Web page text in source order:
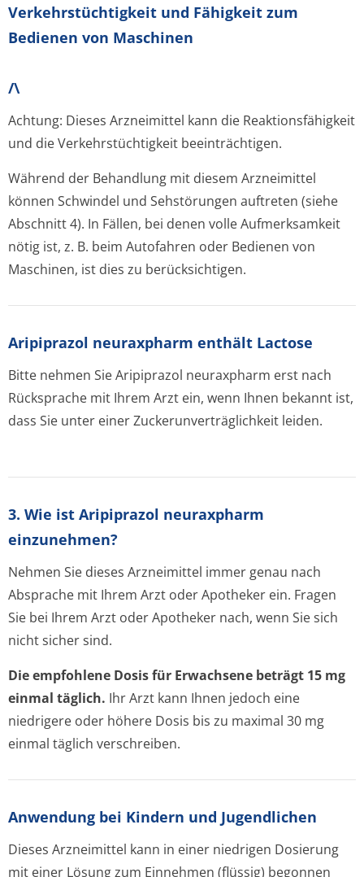
Verkehrstüchtig­keit und Fähigkeit zum
Bedienen von Maschinen
/\
Achtung: Dieses Arzneimittel kann die Reaktionsfähigkeit
und die Verkehrstüchtigkeit beeinträchtigen.
Während der Behandlung mit diesem Arzneimittel
können Schwindel und Sehstörungen auftreten (siehe
Abschnitt 4). In Fällen, bei denen volle Aufmerksamkeit
nötig ist, z. B. beim Autofahren oder Bedienen von
Maschinen, ist dies zu berücksichtigen.
Aripiprazol neuraxpharm enthält Lactose
Bitte nehmen Sie Aripiprazol neuraxpharm erst nach
Rücksprache mit Ihrem Arzt ein, wenn Ihnen bekannt ist,
dass Sie unter einer Zuckerunverträglichke­it leiden.
3. Wie ist Aripiprazol neuraxpharm
einzunehmen?
Nehmen Sie dieses Arzneimittel immer genau nach
Absprache mit Ihrem Arzt oder Apotheker ein. Fragen
Sie bei Ihrem Arzt oder Apotheker nach, wenn Sie sich
nicht sicher sind.
Die empfohlene Dosis für Erwachsene beträgt 15 mg
einmal täglich. Ihr Arzt kann Ihnen jedoch eine
niedrigere oder höhere Dosis bis zu maximal 30 mg
einmal täglich verschreiben.
Anwendung bei Kindern und Jugendlichen
Dieses Arzneimittel kann in einer niedrigen Dosierung
mit einer Lösung zum Einnehmen (flüssig) begonnen